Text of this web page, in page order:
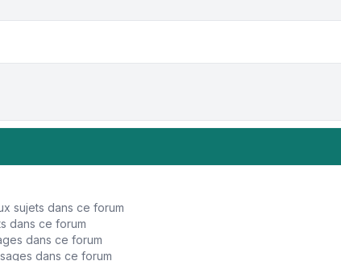
sujets dans ce forum
dans ce forum
dans ce forum
dans ce forum